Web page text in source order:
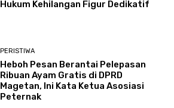
Hukum Kehilangan Figur Dedikatif
PERISTIWA
Heboh Pesan Berantai Pelepasan
Ribuan Ayam Gratis di DPRD
Magetan, Ini Kata Ketua Asosiasi
Peternak